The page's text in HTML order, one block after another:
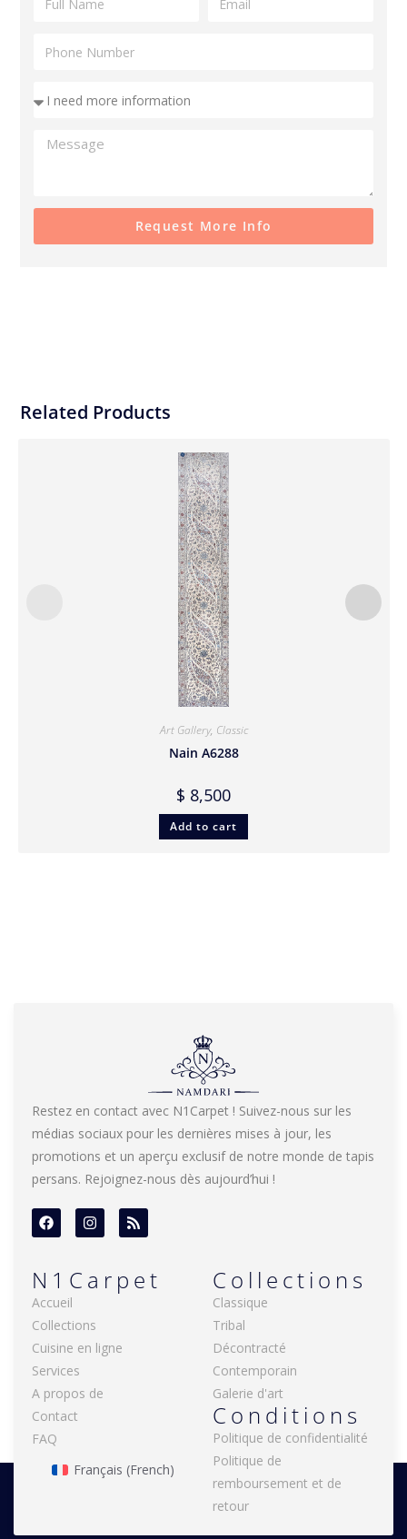
Request More Info
Related Products
Art Gallery, Classic
Nain A6288
$ 8,500
Add to cart
N1Carpet
Accueil
Collections
Cuisine en ligne
Services
A propos de
Contact
FAQ
Français (French)
Collections
Classique
Tribal
Décontracté
Contemporain
Galerie d'art
Conditions
Politique de confidentialité
Politique de
remboursement et de
retour
Restez en contact avec N1Carpet ! Suivez-nous sur les
médias sociaux pour les dernières mises à jour, les
promotions et un aperçu exclusif de notre monde de tapis
persans. Rejoignez-nous dès aujourd’hui !